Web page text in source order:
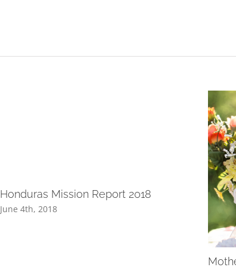
Honduras Mission Report 2018
June 4th, 2018